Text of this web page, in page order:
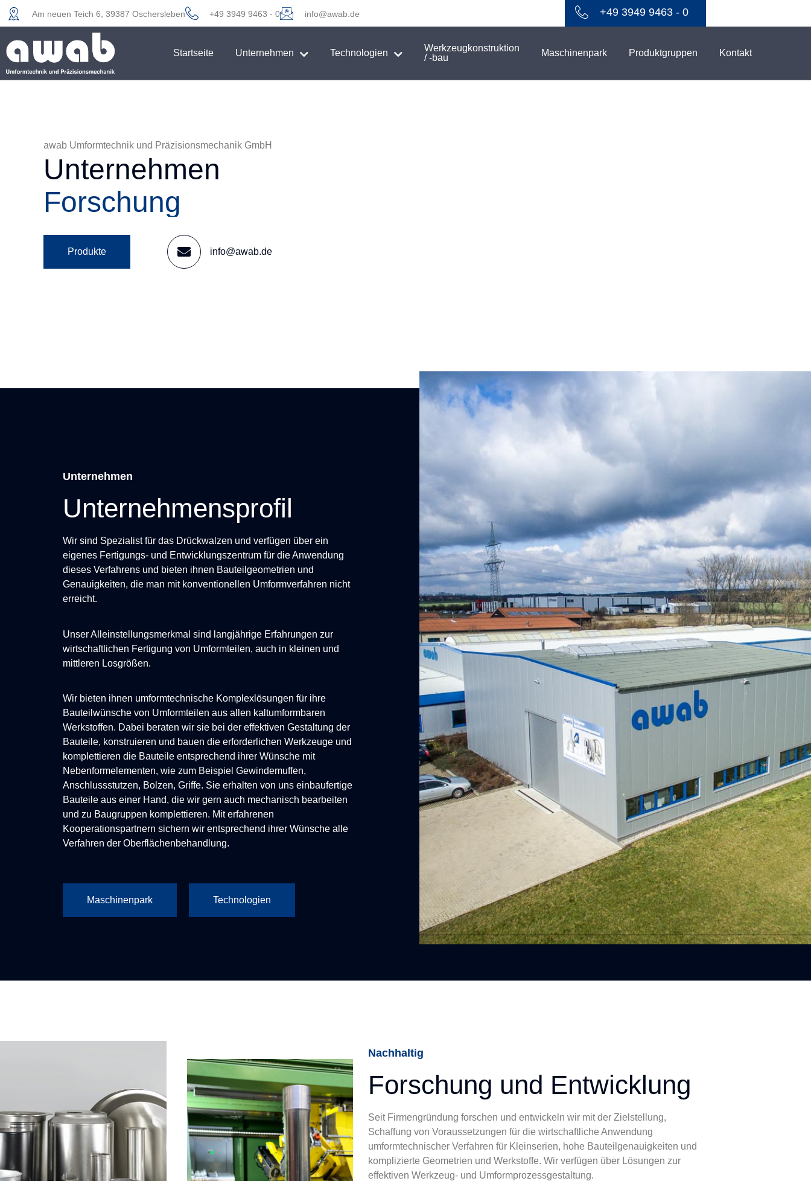
Am neuen Teich 6, 39387 Oschersleben +49 3949 9463 - 0 info@awab.de +49 3949 9463 - 0
Startseite Unternehmen Technologien
Werkzeugkonstruktion
/ -bau
Maschinenpark Produktgruppen Kontakt
awab Umformtechnik und Präzisionsmechanik GmbH
Unternehmen
Entwicklung
Produkte info@awab.de
Unternehmen
Unternehmensprofil
Wir sind Spezialist für das Drückwalzen und verfügen über ein
eigenes Fertigungs- und Entwicklungszentrum für die Anwendung
dieses Verfahrens und bieten ihnen Bauteilgeometrien und
Genauigkeiten, die man mit konventionellen Umformverfahren nicht
erreicht.
Unser Alleinstellungsmerkmal sind langjährige Erfahrungen zur
wirtschaftlichen Fertigung von Umformteilen, auch in kleinen und
mittleren Losgrößen.
Wir bieten ihnen umformtechnische Komplexlösungen für ihre
Bauteilwünsche von Umformteilen aus allen kaltumformbaren
Werkstoffen. Dabei beraten wir sie bei der effektiven Gestaltung der
Bauteile, konstruieren und bauen die erforderlichen Werkzeuge und
komplettieren die Bauteile entsprechend ihrer Wünsche mit
Nebenformelementen, wie zum Beispiel Gewindemuffen,
Anschlussstutzen, Bolzen, Griffe. Sie erhalten von uns einbaufertige
Bauteile aus einer Hand, die wir gern auch mechanisch bearbeiten
und zu Baugruppen komplettieren. Mit erfahrenen
Kooperationspartnern sichern wir entsprechend ihrer Wünsche alle
Verfahren der Oberflächenbehandlung.
Maschinenpark Technologien
Nachhaltig
Forschung und Entwicklung
Seit Firmengründung forschen und entwickeln wir mit der Zielstellung,
Schaffung von Voraussetzungen für die wirtschaftliche Anwendung
umformtechnischer Verfahren für Kleinserien, hohe Bauteilgenauigkeiten und
komplizierte Geometrien und Werkstoffe. Wir verfügen über Lösungen zur
effektiven Werkzeug- und Umformprozessgestaltung.